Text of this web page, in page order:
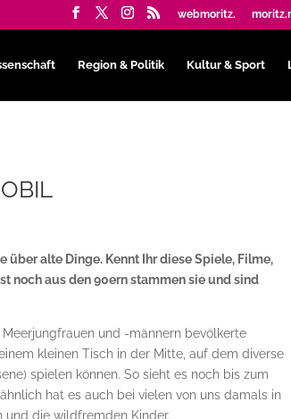
webmoritz.
Region & Politik Kultur & Sport
über alte Dinge. Kennt Ihr diese Spiele, Filme,
noch aus den 90ern stammen sie und sind
und -männern bevölkerte
kleinen Tisch in der Mitte, auf dem diverse
spielen können. So sieht es noch bis zum
hat es auch bei vielen von uns damals in
und die wildfremden Kinder.